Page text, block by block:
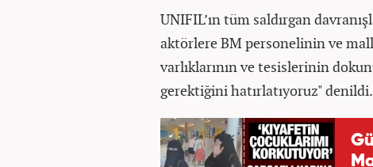
UNIFIL’ın tüm saldırgan
aktörlere BM personelinin ve
varlıklarının ve tesislerinin
gerektiğini hatırlatıyoruz" denildi.